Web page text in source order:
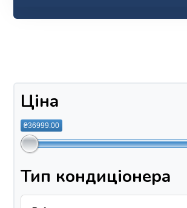
Ціна
₴36999.00
Тип кондиціонера